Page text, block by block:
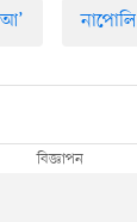
নাপোলি